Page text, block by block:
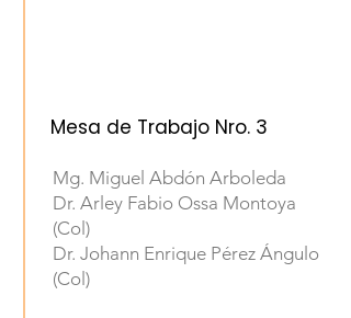
Mesa de Trabajo Nro. 3
Mg. Miguel Abdón Arboleda
Dr. Arley Fabio Ossa Montoya
(Col)
Dr. Johann Enrique Pérez Ángulo
(Col)